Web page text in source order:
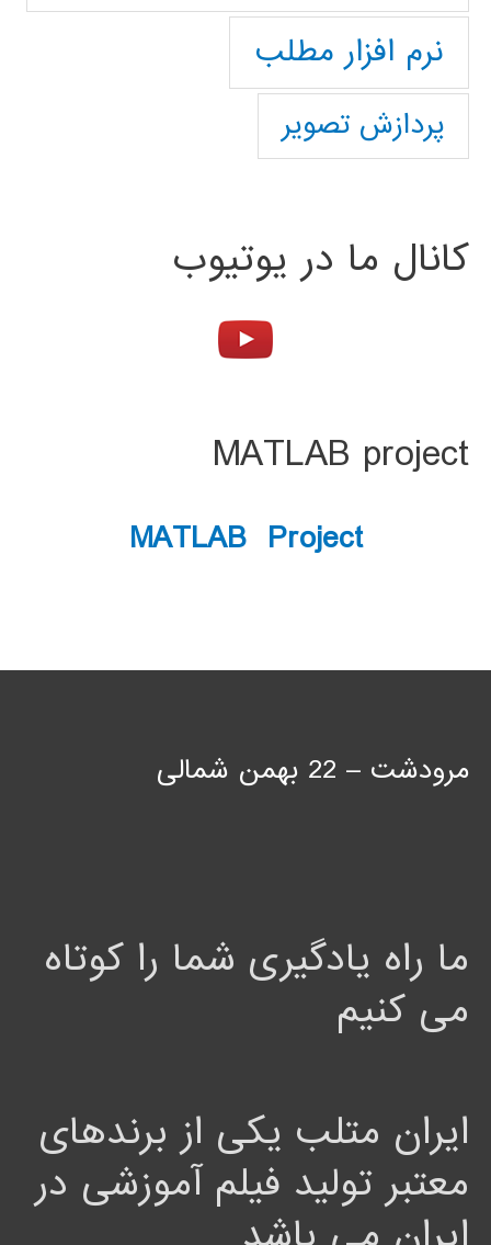
نرم افزار مطلب
پردازش تصویر
کانال ما در یوتیوب
MATLAB project
MATLAB Project
مرودشت – 22 بهمن شمالی
ما راه یادگیری شما را کوتاه
می کنیم
ایران متلب یکی از برندهای
معتبر تولید فیلم آموزشی در